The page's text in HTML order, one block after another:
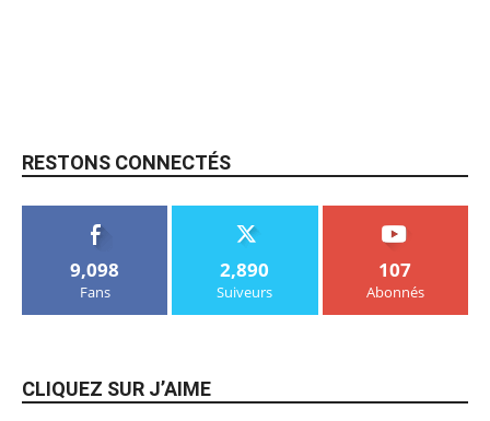
RESTONS CONNECTÉS
9,098
Fans
2,890
Suiveurs
107
Abonnés
CLIQUEZ SUR J’AIME